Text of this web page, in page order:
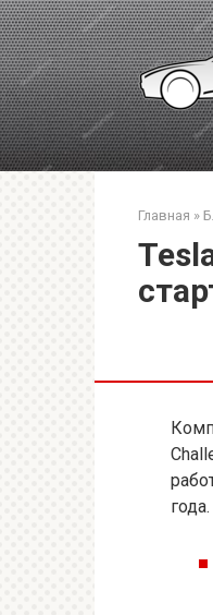
Перейти
к
контенту
Главная »
года.